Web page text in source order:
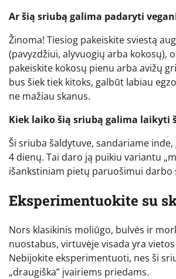
Ar šią sriubą galima padaryti
Žinoma! Tiesiog pakeiskite sviestą
(pavyzdžiui, alyvuogių arba kokosų),
pakeiskite kokosų pienu arba avižų
bus šiek tiek kitoks, galbūt labiau
ne mažiau skanus.
Kiek laiko šią sriubą galima laikyti
Ši sriuba šaldytuve, sandariame
4 dienų. Tai daro ją puikiu variantu
išankstiniam pietų paruošimui darbo
Eksperimentuokite su
Nors klasikinis moliūgo, bulvės ir
nuostabus, virtuvėje visada yra
Nebijokite eksperimentuoti, nes ši
„draugiška” įvairiems priedams.